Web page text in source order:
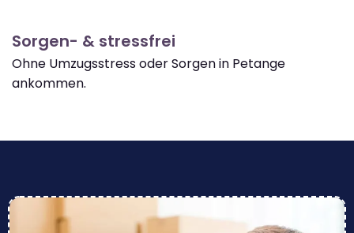
Sorgen- & stressfrei
Ohne Umzugsstress oder Sorgen in Petange
ankommen.